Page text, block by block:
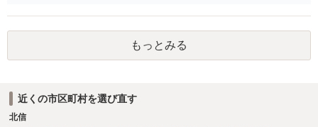
もっとみる
近くの市区町村を選び直す
北信